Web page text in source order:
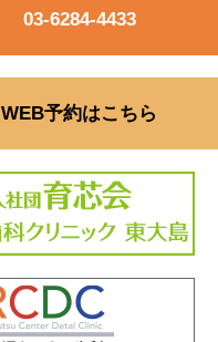
03-6284-4433
WEB予約はこちら